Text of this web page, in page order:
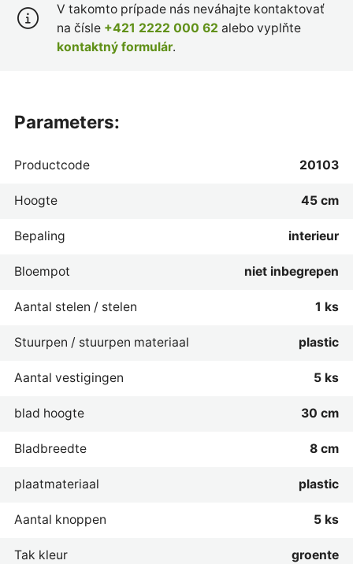
V takomto prípade nás neváhajte kontaktovať
na čísle +421 2222 000 62 alebo vyplňte
kontaktný formulár.
parameters:
Productcode 20103
Hoogte 45 cm
Bepaling interieur
Bloempot niet inbegrepen
Aantal stelen / stelen 1 ks
Stuurpen / stuurpen materiaal plastic
Aantal vestigingen 5 ks
blad hoogte 30 cm
Bladbreedte 8 cm
plaatmateriaal plastic
Aantal knoppen 5 ks
Tak kleur groente